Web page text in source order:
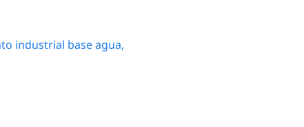
industrial base agua,